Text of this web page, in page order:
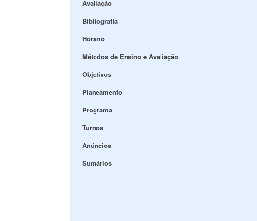
Avaliação
Bibliografia
Horário
Métodos de Ensino e Avaliação
Objetivos
Planeamento
Programa
Turnos
Anúncios
Sumários